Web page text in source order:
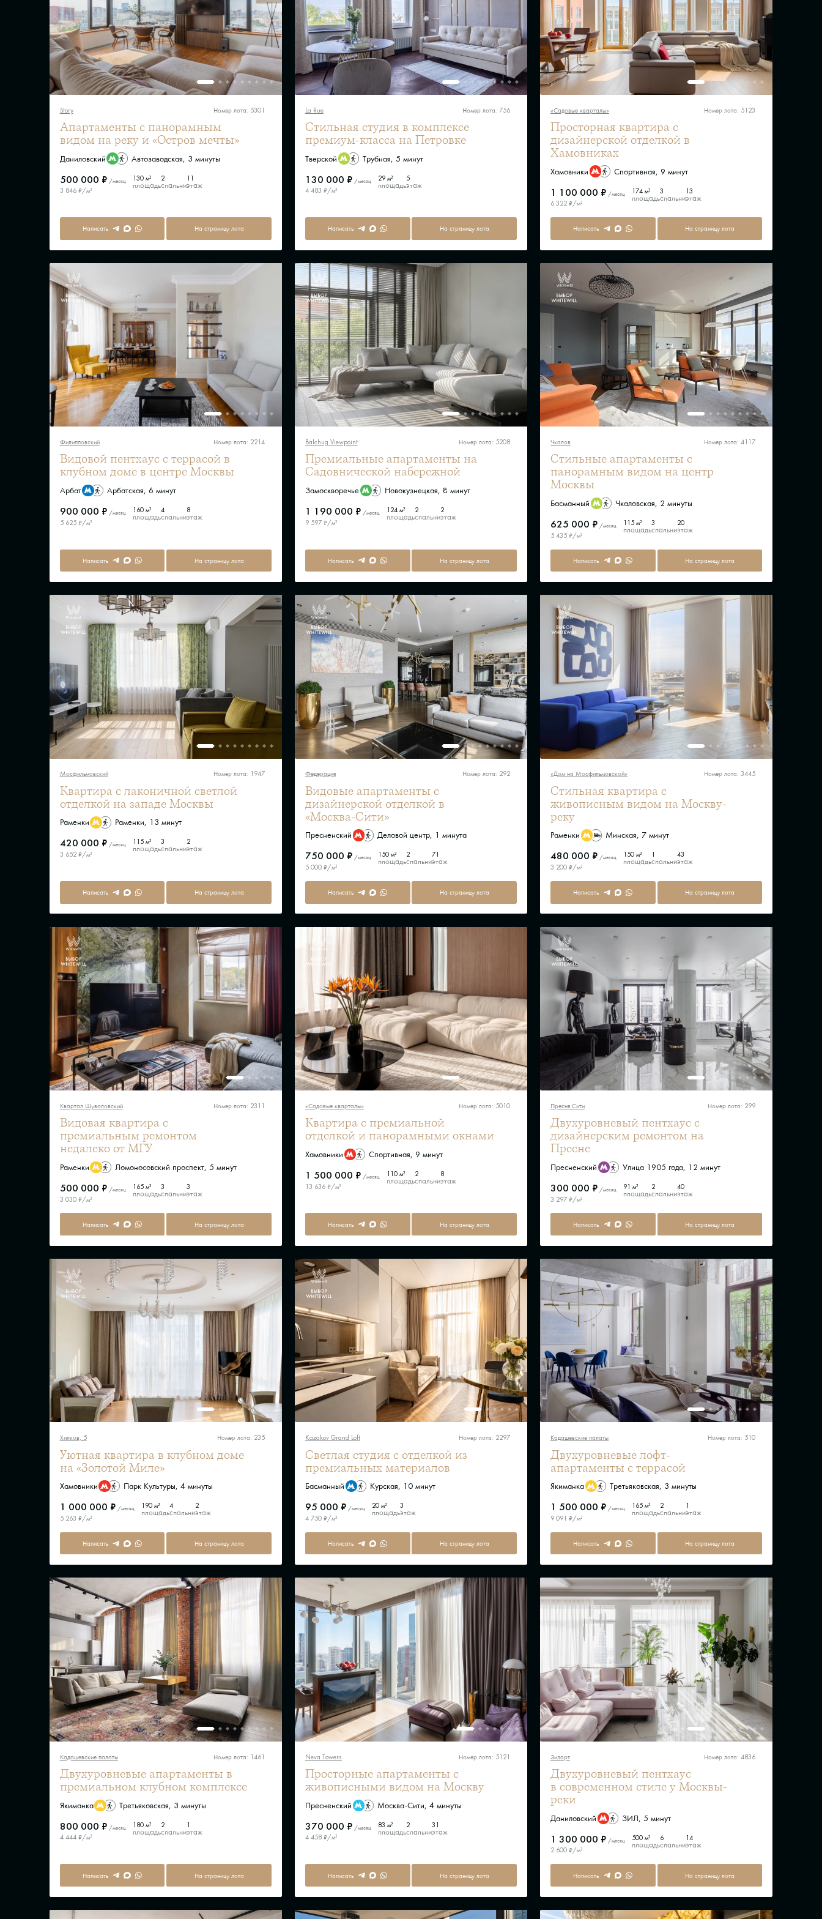
Story Номер лота: 5301
Апартаменты с панорамным
видом на реку и «Остров мечты»
Даниловский
Автозаводская, 3 минуты
500 000 ₽ /месяц
3 846 ₽/м²
130 м²
площадь
2
спальни
11
этаж
Написать На страницу лота
La Rue Номер лота: 756
Стильная студия в комплексе
премиум-класса на Петровке
Тверской
Трубная, 5 минут
130 000 ₽ /месяц
4 483 ₽/м²
29 м²
площадь
5
этаж
Написать На страницу лота
«Садовые кварталы» Номер лота: 5123
Просторная квартира с
дизайнерской отделкой в
Хамовниках
Хамовники
Спортивная, 9 минут
1 100 000 ₽ /месяц
6 322 ₽/м²
174 м²
площадь
3
спальни
13
этаж
Написать На страницу лота
Филипповский Номер лота: 2214
Видовой пентхаус с террасой в
клубном доме в центре Москвы
Арбат
Арбатская, 6 минут
900 000 ₽ /месяц
5 625 ₽/м²
160 м²
площадь
4
спальни
8
этаж
Написать На страницу лота
Balchug Viewpoint Номер лота: 5208
Премиальные апартаменты на
Садовнической набережной
Замоскворечье
Новокузнецкая, 8 минут
1 190 000 ₽ /месяц
9 597 ₽/м²
124 м²
площадь
2
спальни
2
этаж
Написать На страницу лота
Чкалов Номер лота: 4117
Стильные апартаменты с
панорамным видом на центр
Москвы
Басманный
Чкаловская, 2 минуты
625 000 ₽ /месяц
5 435 ₽/м²
115 м²
площадь
3
спальни
20
этаж
Написать На страницу лота
Мосфильмовский Номер лота: 1947
Квартира с лаконичной светлой
отделкой на западе Москвы
Раменки
Раменки, 13 минут
420 000 ₽ /месяц
3 652 ₽/м²
115 м²
площадь
3
спальни
2
этаж
Написать На страницу лота
Федерация Номер лота: 292
Видовые апартаменты с
дизайнерской отделкой в
«Москва-Сити»
Пресненский
Деловой центр, 1 минута
750 000 ₽ /месяц
5 000 ₽/м²
150 м²
площадь
2
спальни
71
этаж
Написать На страницу лота
«Дом на Мосфильмовской» Номер лота: 3445
Стильная квартира с
живописным видом на Москву-
реку
Раменки
Минская, 7 минут
480 000 ₽ /месяц
3 200 ₽/м²
150 м²
площадь
1
спальни
43
этаж
Написать На страницу лота
Квартал Шуваловский Номер лота: 2311
Видовая квартира с
премиальным ремонтом
недалеко от МГУ
Раменки
Ломоносовский проспект, 5 минут
500 000 ₽ /месяц
3 030 ₽/м²
165 м²
площадь
3
спальни
3
этаж
Написать На страницу лота
«Садовые кварталы» Номер лота: 5010
Квартира с премиальной
отделкой и панорамными окнами
Хамовники
Спортивная, 9 минут
1 500 000 ₽ /месяц
13 636 ₽/м²
110 м²
площадь
2
спальни
8
этаж
Написать На страницу лота
Пресня Сити Номер лота: 299
Двухуровневый пентхаус с
дизайнерским ремонтом на
Пресне
Пресненский
Улица 1905 года, 12 минут
300 000 ₽ /месяц
3 297 ₽/м²
91 м²
площадь
2
спальни
40
этаж
Написать На страницу лота
Хилков, 5 Номер лота: 235
Уютная квартира в клубном доме
на «Золотой Миле»
Хамовники
Парк Культуры, 4 минуты
1 000 000 ₽ /месяц
5 263 ₽/м²
190 м²
площадь
4
спальни
2
этаж
Написать На страницу лота
Kazakov Grand Loft Номер лота: 2297
Светлая студия с отделкой из
премиальных материалов
Басманный
Курская, 10 минут
95 000 ₽ /месяц
4 750 ₽/м²
20 м²
площадь
3
этаж
Написать На страницу лота
Кадашевские палаты Номер лота: 510
Двухуровневые лофт-
апартаменты с террасой
Якиманка
Третьяковская, 3 минуты
1 500 000 ₽ /месяц
9 091 ₽/м²
165 м²
площадь
2
спальни
1
этаж
Написать На страницу лота
Кадашевские палаты Номер лота: 1461
Двухуровневые апартаменты в
премиальном клубном комплексе
Якиманка
Третьяковская, 3 минуты
800 000 ₽ /месяц
4 444 ₽/м²
180 м²
площадь
2
спальни
1
этаж
Написать На страницу лота
Neva Towers Номер лота: 5121
Просторные апартаменты с
живописными видом на Москву
Пресненский
Москва-Сити, 4 минуты
370 000 ₽ /месяц
4 458 ₽/м²
83 м²
площадь
2
спальни
31
этаж
Написать На страницу лота
Зиларт Номер лота: 4836
Двухуровневый пентхаус
в современном стиле у Москвы-
реки
Даниловский
ЗИЛ, 5 минут
1 300 000 ₽ /месяц
2 600 ₽/м²
500 м²
площадь
6
спальни
14
этаж
Написать На страницу лота